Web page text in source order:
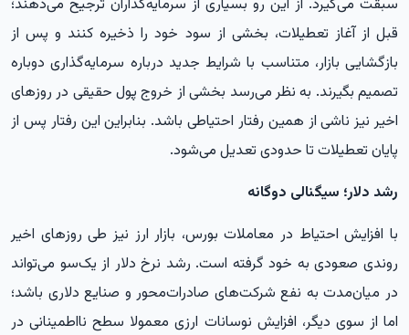
سبقت می‌گیرد. از این رو بسیاری از سرمایه‌گذاران ترجیح می‌دهند؛
قبل از آغاز تعطیلات، بخشی از سود خود را ذخیره کنند و پس از
بازگشایی بازار، متناسب با شرایط جدید درباره سرمایه‌گذاری دوباره
تصمیم بگیرند. به نظر می‌رسد بخشی از خروج پول حقیقی در روزهای
اخیر نیز ناشی از همین رفتار احتیاطی باشد. بنابراین این رفتار پس از
پایان تعطیلات تا حدودی تعدیل می‌شود.
رشد دلار؛ سیگنالی دوگانه
با افزایش احتیاط در معاملات بورس، بازار ارز نیز طی روزهای اخیر
روندی صعودی به خود گرفته است. رشد نرخ دلار از یک‌سو می‌تواند
در میان‌مدت به نفع شرکت‌های صادرات‌محور و صنایع دلاری باشد؛
اما از سوی دیگر، افزایش نوسانات ارزی معمولا سطح نااطمینانی در